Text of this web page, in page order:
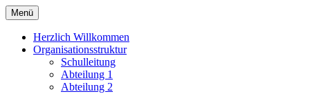
Zum
Inhalt
springen
OSZ-Prignitz
Oberstufenzentrum des Landkreises Prignitz
Menü
Herzlich Willkommen
Organisationsstruktur
Schulleitung
Abteilung 1
Abteilung 2